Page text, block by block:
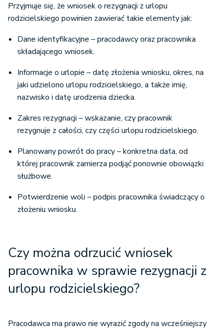
Przyjmuje się, że wniosek o rezygnacji z urlopu
rodzicielskiego powinien zawierać takie elementy jak:
Dane identyfikacyjne – pracodawcy oraz pracownika
składającego wniosek.
Informacje o urlopie – datę złożenia wniosku, okres, na
jaki udzielono urlopu rodzicielskiego, a także imię,
nazwisko i datę urodzenia dziecka.
Zakres rezygnacji – wskazanie, czy pracownik
rezygnuje z całości, czy części urlopu rodzicielskiego.
Planowany powrót do pracy – konkretna data, od
której pracownik zamierza podjąć ponownie obowiązki
służbowe.
Potwierdzenie woli – podpis pracownika świadczący o
złożeniu wniosku.
Czy można odrzucić wniosek
pracownika w sprawie rezygnacji z
urlopu rodzicielskiego?
Pracodawca ma prawo nie wyrazić zgody na wcześniejszy